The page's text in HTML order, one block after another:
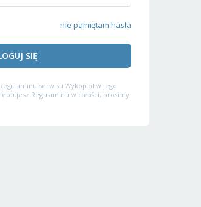
nie pamiętam hasła
SIĘ
Regulaminu serwisu Wykop.pl w jego
Regulaminu w całości, prosimy